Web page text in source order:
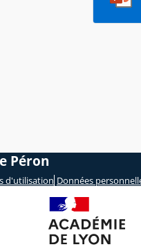
Péron
d'utilisation Données